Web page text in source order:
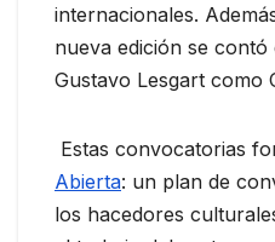
internacionales.
nueva edición se
Gustavo Lesgart como
Estas convocatorias
Abierta: un plan de
los hacedores